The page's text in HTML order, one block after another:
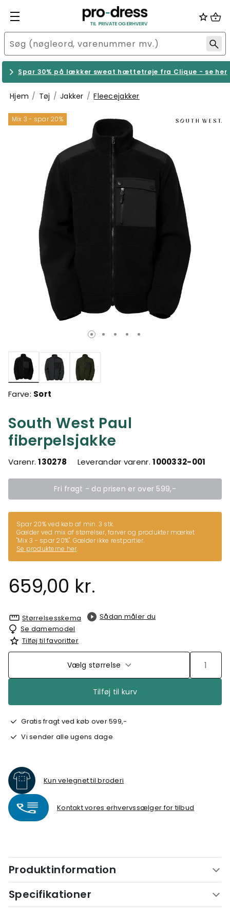
Spar 30% på lækker sweat hættetrøje fra Clique - se her
Hjem Tøj Jakker Fleecejakker
Mix 3 - spar 20%
South West Paul
fiberpelsjakke
Varenr.130278 Leverandør varenr.1000332-001
Fri fragt - da prisen er over 599,-
Spar 20% ved køb af min. 3 stk.
Gælder ved mix af størrelser, farver og produkter mærket
"Mix 3 - spar 20%". Gælder ikke restpartier.
Se produkterne her.
659,00 kr.
valgte
Farve: Sort
Størrelsesskema
Sådan måler du
Se damemodel
Tilføj til favoritter
Vælg størrelse
Tilføj til kurv
Gratis fragt ved køb over 599,-
Vi sender alle ugens dage
Kun velegnet til broderi
Kontakt vores erhvervssælger for tilbud
Produktinformation
Specifikationer